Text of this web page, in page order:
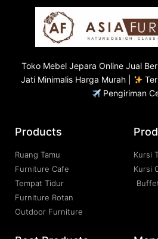
Toko Mebel Jepara Online Jual
Jati Minimalis Harga Murah |
Pengiriman
Products
Ruang Tamu
Furniture Cafe
Tempat Tidur
Furniture Rotan
Outdoor Furniture
Kursi
Kursi